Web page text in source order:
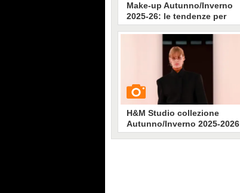
Make-up Autunno/Inverno
2025-26: le tendenze per
viso, occhi e labbra
3027
H&M Studio collezione
Autunno/Inverno 2025-2026